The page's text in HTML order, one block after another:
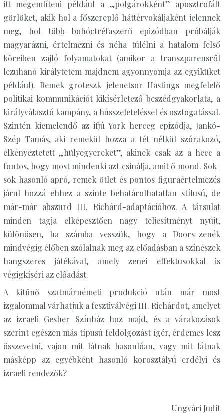
itt megemlíteni például a „polgárokként” aposztrofált
görlöket, akik hol a főszereplő háttérvokáljaként jelennek
meg, hol több bohóctréfaszerű epizódban próbálják
magyarázni, értelmezni és néha túlélni a hatalom felső
köreiben zajló folyamatokat (amikor a transzparensről
lezuhanó királytetem majdnem agyonnyomja az egyiküket
például). Remek groteszk jelenetsor Hastings megfelelő
politikai kommunikációt kikísérletező beszédgyakorlata, a
királyválasztó kampány, a hússzeleteléssel és osztogatással.
Szintén kiemelendő az ifjú York herceg epizódja, Jankó-
Szép Tamás, aki remekül hozza a tét nélkül szórakozó,
elkényeztetett „hülyegyereket”, akinek csak az a hecc a
fontos, hogy most mindenki azt csinálja, amit ő mond. Sok-
sok hasonló apró, remek ötlet és pontos figuraértelmezés
járul hozzá ehhez a szinte behatárolhatatlan stílusú, de
már-már abszurd III. Richárd-adaptációhoz. A társulat
minden tagja elképesztően nagy teljesítményt nyújt,
különösen, ha számba vesszük, hogy a Doors-zenék
mindvégig élőben szólalnak meg az előadásban a színészek
hangszeres játékával, amely zenei effektusokkal is
végigkíséri az előadást.
A kitűnő szatmárnémeti produkció után már most
izgalommal várhatjuk a fesztiválvégi III. Richárdot, amelyet
az izraeli Gesher Színház hoz majd, és a várakozások
szerint egészen más típusú feldolgozást ígér, érdemes lesz
összevetni, vajon mit látnak hasonlóan, vagy mit látnak
másképp az egyébként hasonló korosztályú erdélyi és
izraeli rendezők?
Ungvári Judit